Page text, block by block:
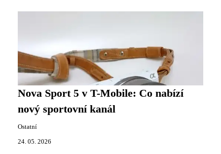
Nova Sport 5 v T-Mobile: Co nabízí
nový sportovní kanál
Ostatní
24. 05. 2026